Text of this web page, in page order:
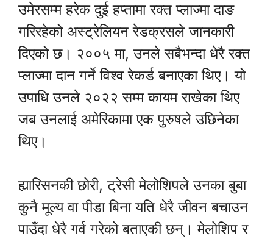
उमेरसम्म हरेक दुई हप्तामा रक्त प्लाज्मा दाङ
गरिरहेको अस्ट्रेलियन रेडक्रसले जानकारी
दिएको छ। २००५ मा, उनले सबैभन्दा धेरै रक्त
प्लाज्मा दान गर्ने विश्व रेकर्ड बनाएका थिए। यो
उपाधि उनले २०२२ सम्म कायम राखेका थिए
जब उनलाई अमेरिकामा एक पुरुषले उछिनेका
थिए।
ह्यारिसनकी छोरी, ट्रेसी मेलोशिपले उनका बुबा
कुनै मूल्य वा पीडा बिना यति धेरै जीवन बचाउन
पाउँदा धेरै गर्व गरेको बताएकी छन्। मेलोशिप र